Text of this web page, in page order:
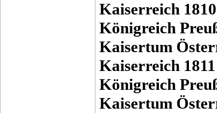
Kaiserreich 1810
Königreich
Kaisertum
Kaiserreich 1811
Königreich
Kaisertum